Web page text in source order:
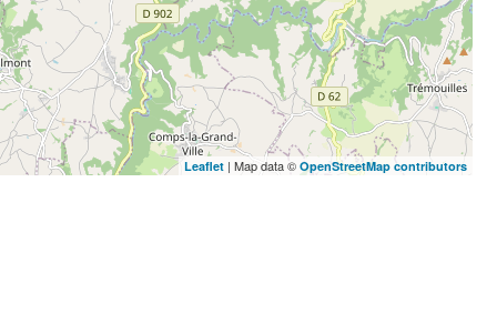
Leaflet | Map data © OpenStreetMap contributors